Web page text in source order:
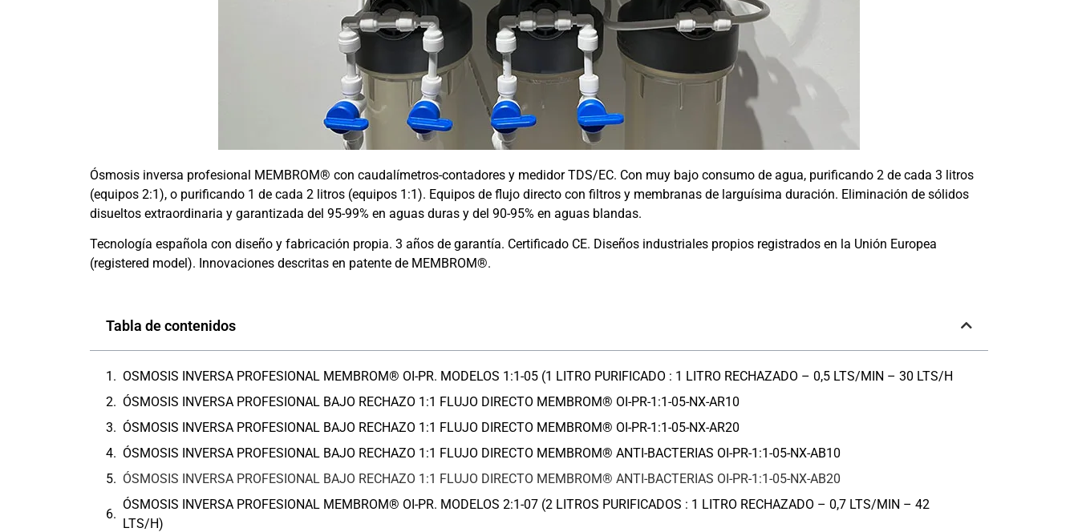
Ósmosis inversa profesional MEMBROM® con caudalímetros-contadores y medidor TDS/EC. Con muy bajo consumo de agua, purificando 2 de cada 3 litros
(equipos 2:1), o purificando 1 de cada 2 litros (equipos 1:1). Equipos de flujo directo con filtros y membranas de larguísima duración. Eliminación de sólidos
disueltos extraordinaria y garantizada del 95-99% en aguas duras y del 90-95% en aguas blandas.
Tecnología española con diseño y fabricación propia. 3 años de garantía. Certificado CE. Diseños industriales propios registrados en la Unión Europea
(registered model). Innovaciones descritas en patente de MEMBROM®.
Tabla de contenidos
OSMOSIS INVERSA PROFESIONAL MEMBROM® OI-PR. MODELOS 1:1-05 (1 LITRO PURIFICADO : 1 LITRO RECHAZADO – 0,5 LTS/MIN – 30 LTS/H
ÓSMOSIS INVERSA PROFESIONAL BAJO RECHAZO 1:1 FLUJO DIRECTO MEMBROM® OI-PR-1:1-05-NX-AR10
ÓSMOSIS INVERSA PROFESIONAL BAJO RECHAZO 1:1 FLUJO DIRECTO MEMBROM® OI-PR-1:1-05-NX-AR20
ÓSMOSIS INVERSA PROFESIONAL BAJO RECHAZO 1:1 FLUJO DIRECTO MEMBROM® ANTI-BACTERIAS OI-PR-1:1-05-NX-AB10
ÓSMOSIS INVERSA PROFESIONAL BAJO RECHAZO 1:1 FLUJO DIRECTO MEMBROM® ANTI-BACTERIAS OI-PR-1:1-05-NX-AB20
ÓSMOSIS INVERSA PROFESIONAL MEMBROM® OI-PR. MODELOS 2:1-07 (2 LITROS PURIFICADOS : 1 LITRO RECHAZADO – 0,7 LTS/MIN – 42
LTS/H)